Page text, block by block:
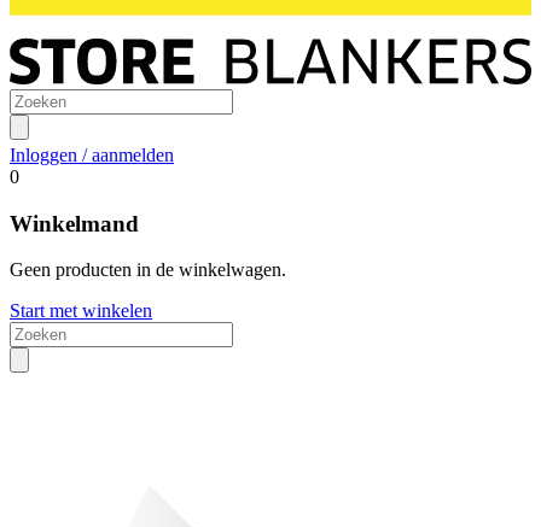
Inloggen / aanmelden
0
Winkelmand
Geen producten in de winkelwagen.
Start met winkelen